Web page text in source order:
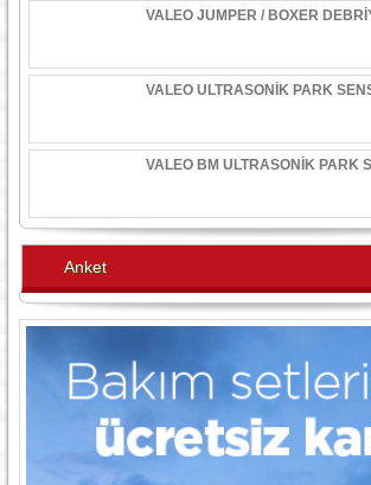
VALEO JUMPER / BOXER
VALEO ULTRASONİK PARK
VALEO BM ULTRASONİK PARK
Anket